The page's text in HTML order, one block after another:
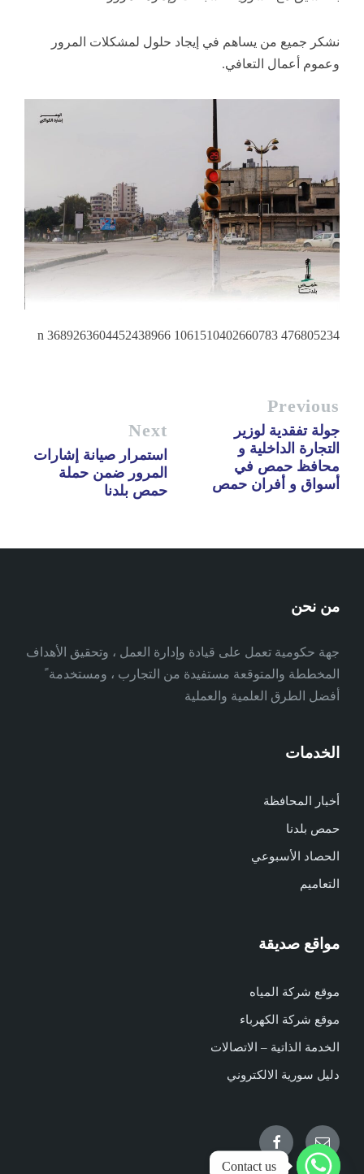
نشكر جميع من يساهم في إيجاد حلول لمشكلات المرور
وعموم أعمال التعافي.
476805234 1061510402660783 3689263604452438966 n
Previous
جولة تفقدية لوزير
التجارة الداخلية و
محافظ حمص في
أسواق و أفران حمص
Next
استمرار صيانة إشارات
المرور ضمن حملة
حمص بلدنا
من نحن
جهة حكومية تعمل على قيادة وإدارة العمل ، وتحقيق الأهداف
المخططة والمتوقعة مستفيدة من التجارب ، ومستخدمة ً
أفضل الطرق العلمية والعملية
الخدمات
أخبار المحافظة
حمص بلدنا
الحصاد الأسبوعي
التعاميم
مواقع صديقة
موقع شركة المياه
موقع شركة الكهرباء
الخدمة الذاتية – الاتصالات
دليل سورية الالكتروني
Email
Facebook
Contact us